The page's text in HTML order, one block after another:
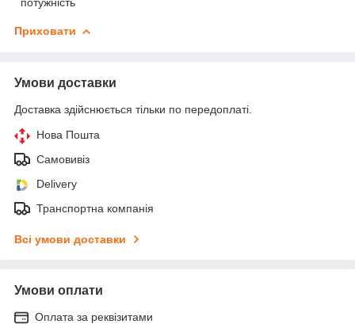
Приховати
Умови доставки
Доставка здійснюється тільки по передоплаті.
Нова Пошта
Самовивіз
Delivery
Транспортна компанія
Всі умови доставки
Умови оплати
Оплата за реквізитами